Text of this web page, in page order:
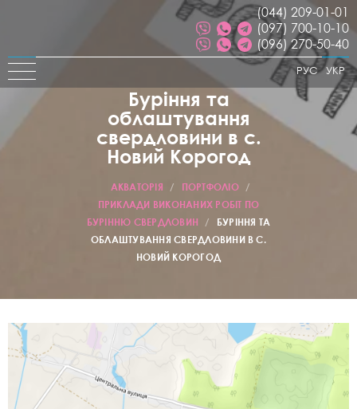
(044) 209-01-01
(097) 700-10-10
(096) 270-50-40
УКР
РУС
Буріння та
облаштування
свердловини в с.
Новий Корогод
АКВАТОРІЯ / ПОРТФОЛІО
/
ПРИКЛАДИ ВИКОНАНИХ РОБІТ ПО
БУРІННЮ СВЕРДЛОВИН
/
БУРІННЯ ТА
ОБЛАШТУВАННЯ СВЕРДЛОВИНИ В С.
НОВИЙ КОРОГОД